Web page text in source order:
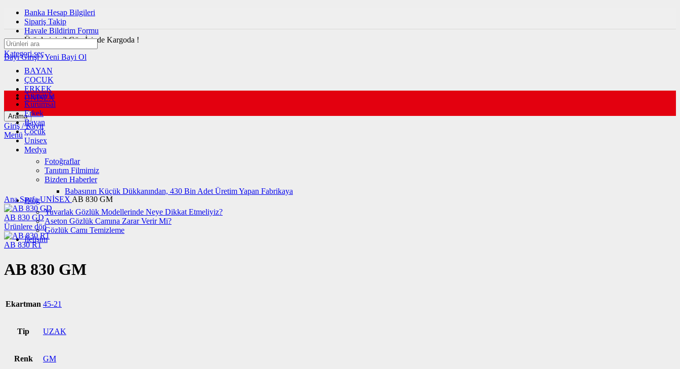
Banka Hesap Bilgileri
Sipariş Takip
Havale Bildirim Formu
Ürünleriniz 3 Gün İçinde Kargoda !
Bayi Girişi / Yeni Bayi Ol
Kategori seç
BAYAN
ÇOCUK
ERKEK
UNİSEX
Arama
Giriş / Kayıt
Menü
Anasayfa
Kurumsal
Erkek
Bayan
Çocuk
Unisex
Medya
Fotoğraflar
Tanıtım Filmimiz
Bizden Haberler
Babasının Küçük Dükkanından, 430 Bin Adet Üretim Yapan Fabrikaya
Blog
Yuvarlak Gözlük Modellerinde Neye Dikkat Etmeliyiz?
Aseton Gözlük Camına Zarar Verir Mi?
Gözlük Camı Temizleme
İletişim
Satıldı
Büyütmek için tıklayın
Ana SayfaUNİSEX AB 830 GM
AB 830 GD
Ürünlere dön
AB 830 R1
AB 830 GM
Ekartman 45-21
Tip UZAK
Renk GM